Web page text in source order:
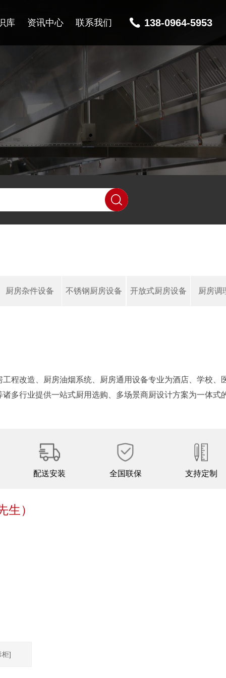
库 资讯中心 联系我们 138-0964-5953
厨房杂件设备 不锈钢厨房设备 开放式厨房设备 厨房调
程改造、厨房油烟系统、厨房通用设备专业为酒店、学校、
多行业提供一站式厨用选购、多场景商厨设计方案为一体式
配送安装 全国联保 支持定制
生）
柜]